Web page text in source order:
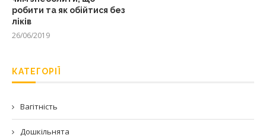
робити та як обійтися без
ліків
26/06/2019
КАТЕГОРІЇ
Вагітність
Дошкільнята